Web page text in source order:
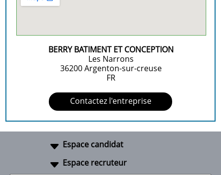
BERRY BATIMENT ET CONCEPTION
Les Narrons
36200Argenton-sur-creuse
FR
Contactez l'entreprise
Espace candidat
Espace recruteur